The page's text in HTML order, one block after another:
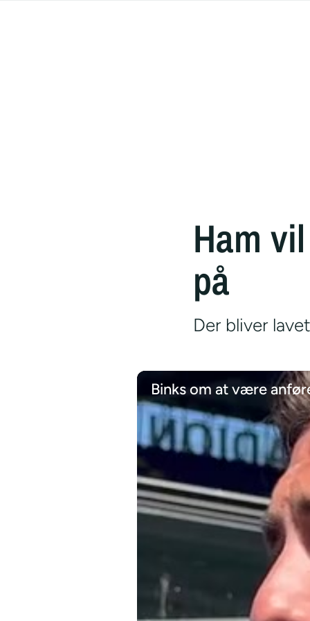
Ham
på
Der bliver
Binks om at være